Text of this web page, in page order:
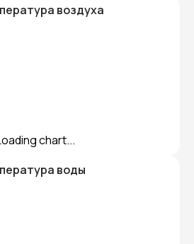
воздуха
chart...
воды